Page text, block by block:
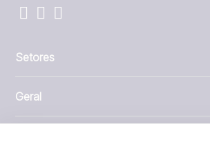
Setores
Geral